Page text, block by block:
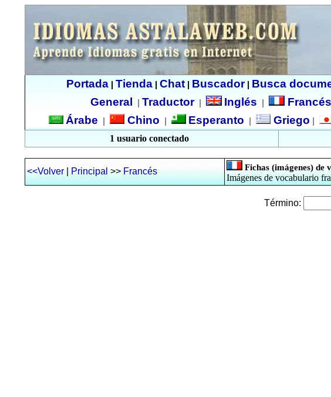
Portada| Tienda| Chat| Buscador| Busca
General
Traductor| Inglés Francés
Árabe
Chino Esperanto Griego
1 usuario conectado
<<Volver|Principal >>Francés Fichas (imágenes) de
Imágenes de vocabulario
Término: